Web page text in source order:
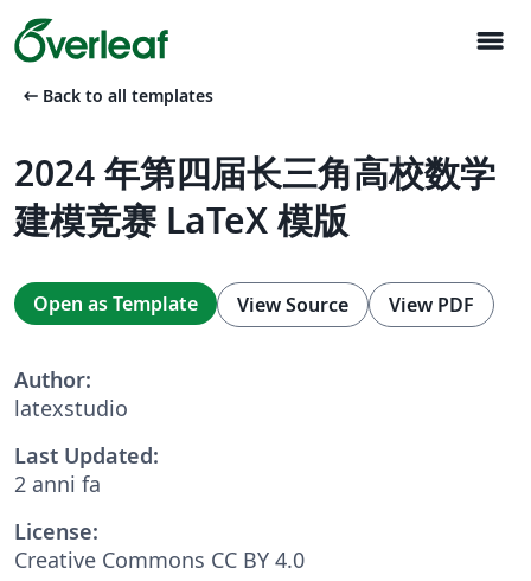
menu
arrow_left_alt Back to all templates
2024 年第四届长三角高校数学
建模竞赛 LaTeX 模版
Open as Template View Source View PDF
Author:
latexstudio
Last Updated:
2 anni fa
License:
Creative Commons CC BY 4.0